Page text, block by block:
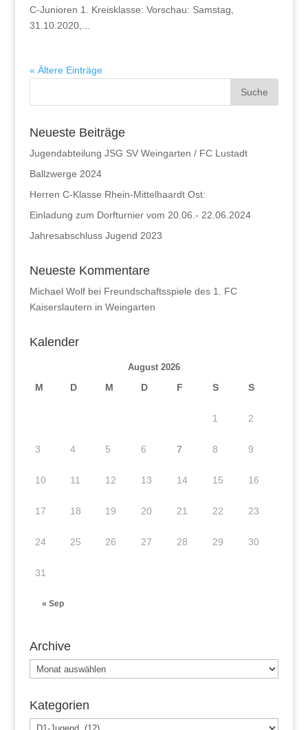
C-Junioren 1. Kreisklasse: Vorschau: Samstag,
31.10.2020,...
« Ältere Einträge
Neueste Beiträge
Jugendabteilung JSG SV Weingarten / FC Lustadt
Ballzwerge 2024
Herren C-Klasse Rhein-Mittelhaardt Ost:
Einladung zum Dorfturnier vom 20.06.- 22.06.2024
Jahresabschluss Jugend 2023
Neueste Kommentare
Michael Wolfbei Freundschaftsspiele des 1. FC
Kaiserslautern in Weingarten
Kalender
August 2026
M D M D F S S
« Sep
1 2
3 4 5 6 7 8 9
10 11 12 13 14 15 16
17 18 19 20 21 22 23
24 25 26 27 28 29 30
31
Archive
Archive
Kategorien
Kategorien